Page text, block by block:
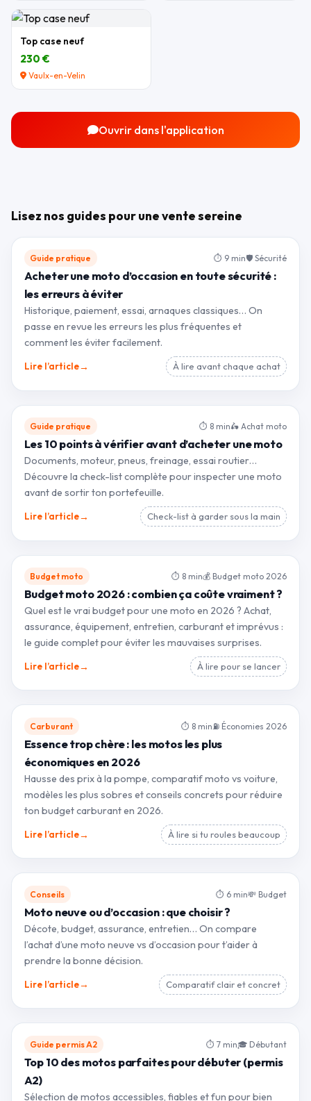
Top case neuf
230 €
Vaulx-en-Velin
Ouvrir dans l'application
Lisez nos guides pour une vente sereine
Guide pratique ⏱ 9 min🛡 Sécurité
Acheter une moto d’occasion en toute sécurité :
les erreurs à éviter
Historique, paiement, essai, arnaques classiques… On
passe en revue les erreurs les plus fréquentes et
comment les éviter facilement.
Lire l’article→ À lire avant chaque achat
Guide pratique ⏱ 8 min🛵 Achat moto
Les 10 points à vérifier avant d’acheter une moto
Documents, moteur, pneus, freinage, essai routier…
Découvre la check-list complète pour inspecter une moto
avant de sortir ton portefeuille.
Lire l’article→ Check-list à garder sous la main
Budget moto ⏱ 8 min💰 Budget moto 2026
Budget moto 2026 : combien ça coûte vraiment ?
Quel est le vrai budget pour une moto en 2026 ? Achat,
assurance, équipement, entretien, carburant et imprévus :
le guide complet pour éviter les mauvaises surprises.
Lire l’article→ À lire pour se lancer
Carburant ⏱ 8 min ⛽ Économies 2026
Essence trop chère : les motos les plus
économiques en 2026
Hausse des prix à la pompe, comparatif moto vs voiture,
modèles les plus sobres et conseils concrets pour réduire
ton budget carburant en 2026.
Lire l’article→ À lire si tu roules beaucoup
Conseils ⏱ 6 min💸 Budget
Moto neuve ou d’occasion : que choisir ?
Décote, budget, assurance, entretien… On compare
l’achat d’une moto neuve vs d’occasion pour t’aider à
prendre la bonne décision.
Lire l’article→ Comparatif clair et concret
Guide permis A2 ⏱ 7 min🎓 Débutant
Top 10 des motos parfaites pour débuter (permis
A2)
Sélection de motos accessibles, fiables et fun pour bien